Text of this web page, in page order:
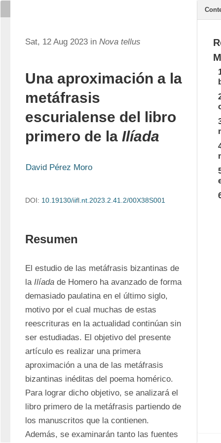
Sat, 12 Aug 2023 in Nova tellus
Una aproximación a la
metáfrasis
escurialense del libro
primero de la Ilíada
David Pérez Moro
DOI: 10.19130/iifl.nt.2023.2.41.2/00X38S001
Resumen
El estudio de las metáfrasis bizantinas de
la Ilíada de Homero ha avanzado de forma
demasiado paulatina en el último siglo,
motivo por el cual muchas de estas
reescrituras en la actualidad continúan sin
ser estudiadas. El objetivo del presente
artículo es realizar una primera
aproximación a una de las metáfrasis
bizantinas inéditas del poema homérico.
Para lograr dicho objetivo, se analizará el
libro primero de la metáfrasis partiendo de
los manuscritos que la contienen.
Además, se examinarán tanto las fuentes